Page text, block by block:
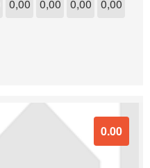
0,00 0,00 0,00 0,00
0.00